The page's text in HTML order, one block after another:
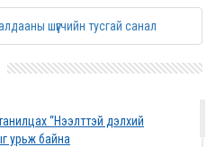
шүүгчийн тусгай санал
“Нээлттэй дэлхий
урьж байна